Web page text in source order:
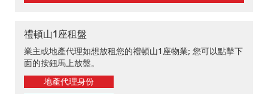
禮頓山1座租盤
業主或地產代理如想放租您的禮頓山1座物業; 您可以點擊下
面的按鈕馬上放盤。
地產代理身份